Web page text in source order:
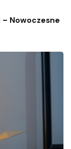
Nowoczesne